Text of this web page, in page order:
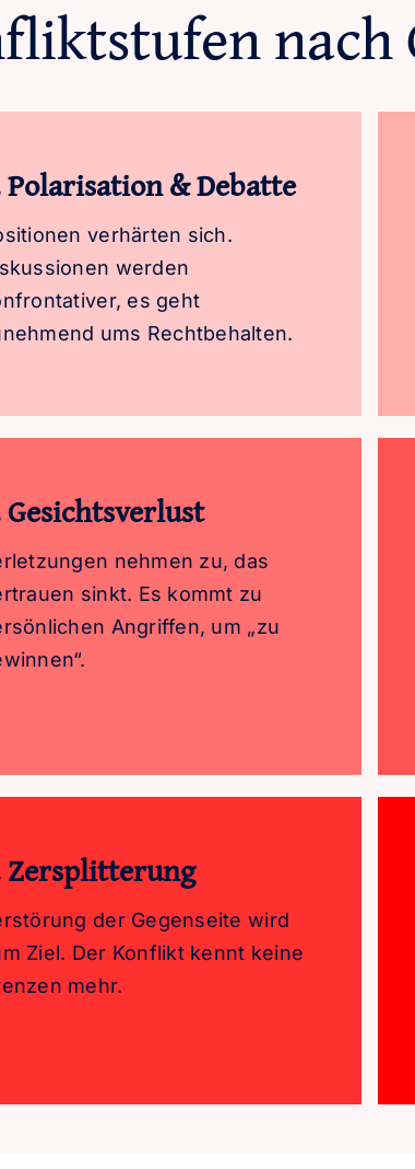
nach
Polarisation & Debatte
verhärten sich.
werden
es geht
ums Rechtbehalten.
Gesichtsverlust
nehmen zu, das
sinkt. Es kommt zu
Angriffen, um „zu
Zersplitterung
der Gegenseite wird
Ziel. Der Konflikt kennt keine
mehr.